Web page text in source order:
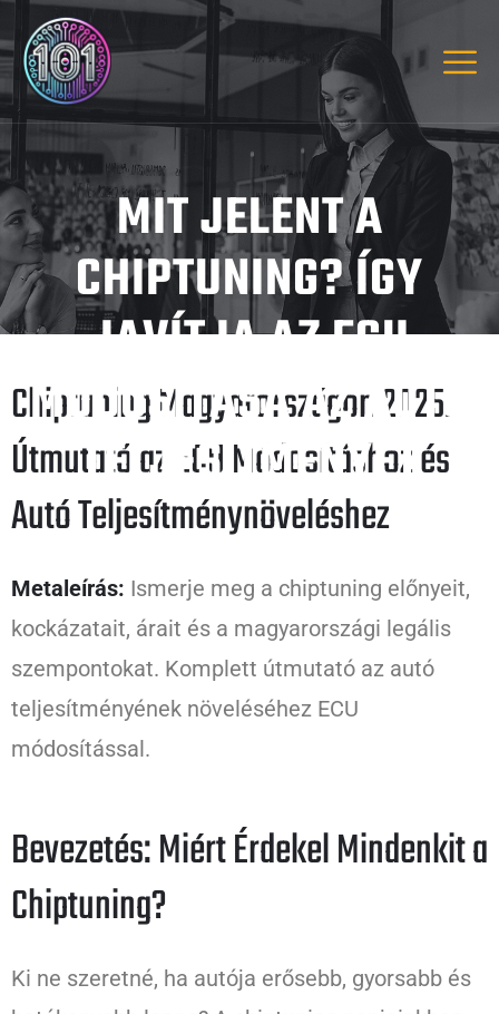
MIT JELENT A
CHIPTUNING? ÍGY
JAVÍTJA AZ ECU
MÓDOSÍTÁSA AZ AUTÓ
TELJESÍTMÉNYÉT
Chiptuning Magyarországon 2025:
Útmutató az ECU Módosításhoz és
Autó Teljesítménynöveléshez
Metaleírás: Ismerje meg a chiptuning előnyeit,
kockázatait, árait és a magyarországi legális
szempontokat. Komplett útmutató az autó
teljesítményének növeléséhez ECU
módosítással.
Bevezetés: Miért Érdekel Mindenkit a
Chiptuning?
Ki ne szeretné, ha autója erősebb, gyorsabb és